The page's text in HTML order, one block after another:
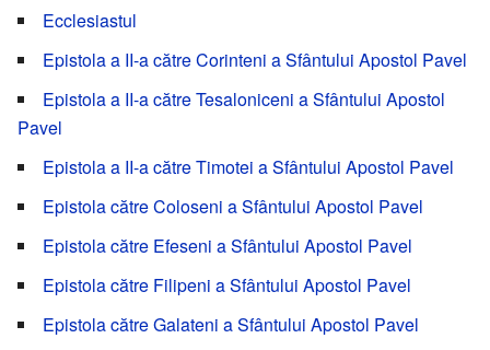
Ecclesiastul
Epistola a II-a către Corinteni a Sfântului Apostol Pavel
Epistola a II-a către Tesaloniceni a Sfântului Apostol
Pavel
Epistola a II-a către Timotei a Sfântului Apostol Pavel
Epistola către Coloseni a Sfântului Apostol Pavel
Epistola către Efeseni a Sfântului Apostol Pavel
Epistola către Filipeni a Sfântului Apostol Pavel
Epistola către Galateni a Sfântului Apostol Pavel